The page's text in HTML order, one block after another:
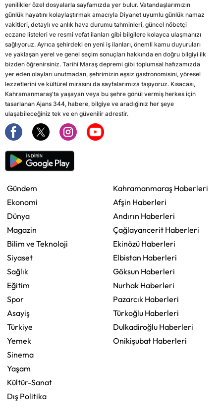
yenilikler özel dosyalarla sayfamızda yer bulur. Vatandaşlarımızın
günlük hayatını kolaylaştırmak amacıyla Diyanet uyumlu günlük namaz
vakitleri, detaylı ve anlık hava durumu tahminleri, güncel nöbetçi
eczane listeleri ve resmi vefat ilanları gibi bilgilere kolayca ulaşmanızı
sağlıyoruz. Ayrıca şehirdeki en yeni iş ilanları, önemli kamu duyuruları
ve yaklaşan yerel ve genel seçim sonuçları hakkında en doğru bilgiyi ilk
bizden öğrenirsiniz. Tarihi Maraş depremi gibi toplumsal hafızamızda
yer eden olayları unutmadan, şehrimizin eşsiz gastronomisini, yöresel
lezzetlerini ve kültürel mirasını da sayfalarımıza taşıyoruz. Kısacası,
Kahramanmaraş'ta yaşayan veya bu şehre gönül vermiş herkes için
tasarlanan Ajans 344, habere, bilgiye ve aradığınız her şeye
ulaşabileceğiniz tek ve en güvenilir adrestir.
Gündem
Ekonomi
Dünya
Magazin
Bilim ve Teknoloji
Siyaset
Sağlık
Eğitim
Spor
Asayiş
Türkiye
Yemek
Sinema
Yaşam
Kültür-Sanat
Dış Politika
Kahramanmaraş Haberleri
Afşin Haberleri
Andırın Haberleri
Çağlayancerit Haberleri
Ekinözü Haberleri
Elbistan Haberleri
Göksun Haberleri
Nurhak Haberleri
Pazarcık Haberleri
Türkoğlu Haberleri
Dulkadiroğlu Haberleri
Onikişubat Haberleri